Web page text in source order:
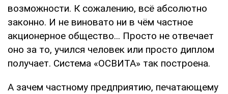
возможности. К сожалению, всё абсолютно
законно. И не виновато ни в чём частное
акционерное общество... Просто не отвечает
оно за то, учился человек или просто диплом
получает. Система «ОСВИТА» так построена.
А зачем частному предприятию, печатающему